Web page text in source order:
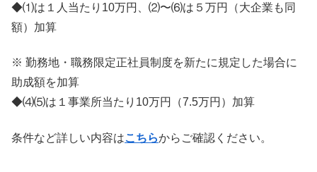
◆⑴は１人当たり10万円、⑵〜⑹は５万円（大企業も同
額）加算
※ 勤務地・職務限定正社員制度を新たに規定した場合に
助成額を加算
◆⑷⑸は１事業所当たり10万円（7.5万円）加算
条件など詳しい内容はこちらからご確認ください。